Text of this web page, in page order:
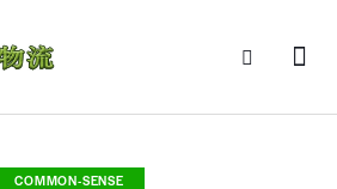
COMMON-SENSE